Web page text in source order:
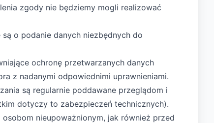
zgody nie będziemy mogli realizować
o podanie danych niezbędnych do
ochronę przetwarzanych danych
z nadanymi odpowiednimi uprawnieniami.
są regularnie poddawane przeglądom i
dotyczy to zabezpieczeń technicznych).
nieupoważnionym, jak również przed